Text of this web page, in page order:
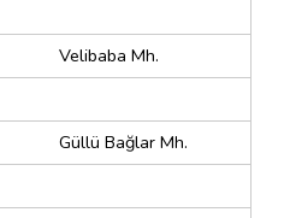
Velibaba Mh.
Güllü Bağlar Mh.